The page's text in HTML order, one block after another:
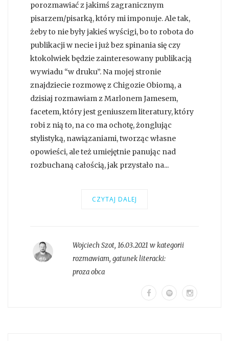
porozmawiać z jakimś zagranicznym
pisarzem/pisarką, który mi imponuje. Ale tak,
żeby to nie były jakieś wyścigi, bo to robota do
publikacji w necie i już bez spinania się czy
ktokolwiek będzie zainteresowany publikacją
wywiadu “w druku”. Na mojej stronie
znajdziecie rozmowę z Chigozie Obiomą, a
dzisiaj rozmawiam z Marlonem Jamesem,
facetem, który jest geniuszem literatury, który
robi z nią to, na co ma ochotę, żonglując
stylistyką, nawiązaniami, tworząc własne
opowieści, ale też umiejętnie panując nad
rozbuchaną całością, jak przystało na...
CZYTAJ DALEJ
Wojciech Szot, 16.03.2021 w kategorii
rozmawiam, gatunek literacki:
proza obca